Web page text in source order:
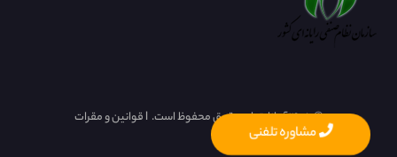
مشاوره تلفنی
©1405 آریانا. تمام حقوق محفوظ است. l قوانین و مقرات